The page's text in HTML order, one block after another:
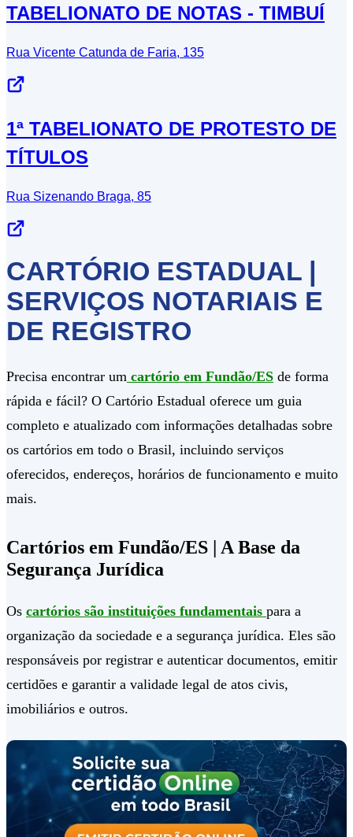
TABELIONATO DE NOTAS - TIMBUÍ
Rua Vicente Catunda de Faria, 135
1ª TABELIONATO DE PROTESTO DE
TÍTULOS
Rua Sizenando Braga, 85
CARTÓRIO ESTADUAL |
SERVIÇOS NOTARIAIS E
DE REGISTRO
Precisa encontrar um cartório em Fundão/ES de forma
rápida e fácil? O Cartório Estadual oferece um guia
completo e atualizado com informações detalhadas sobre
os cartórios em todo o Brasil, incluindo serviços
oferecidos, endereços, horários de funcionamento e muito
mais.
Cartórios em Fundão/ES | A Base da
Segurança Jurídica
Os cartórios são instituições fundamentais para a
organização da sociedade e a segurança jurídica. Eles são
responsáveis por registrar e autenticar documentos, emitir
certidões e garantir a validade legal de atos civis,
imobiliários e outros.